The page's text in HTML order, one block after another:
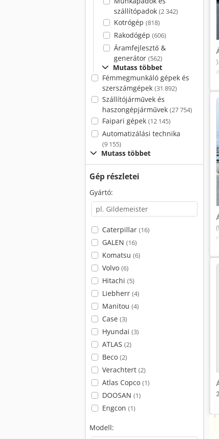
szállítópadok (2 342)
Kotrógép (818)
Rakodógép (606)
Áramfejlesztő &
generátor (562)
Mutass többet
Fémmegmunkáló gépek és
szerszámgépek (31 892)
Szállítójárművek és
haszongépjárművek (27 754)
Faipari gépek (12 145)
Automatizálási technika
(9 155)
Mutass többet
Gép részletei
Gyártó:
Caterpillar (16)
GALEN (16)
Komatsu (6)
Volvo (6)
Hitachi (5)
Liebherr (4)
Manitou (4)
Case (3)
Hyundai (3)
ATLAS (2)
Beco (2)
Verachtert (2)
Atlas Copco (1)
DOOSAN (1)
Engcon (1)
Modell: